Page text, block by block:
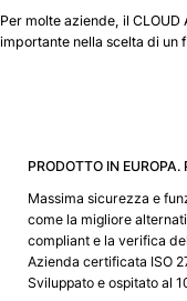
Per molte aziende, il
importante nella scelta di
PRODOTTO IN
Massima sicurezza e
come la migliore
compliant e la verifica
Azienda certificata ISO
Sviluppato e ospitato al